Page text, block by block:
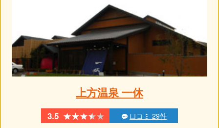
上方温泉 一休
3.5 ★★★★★
★★★★★ 口コミ 29件